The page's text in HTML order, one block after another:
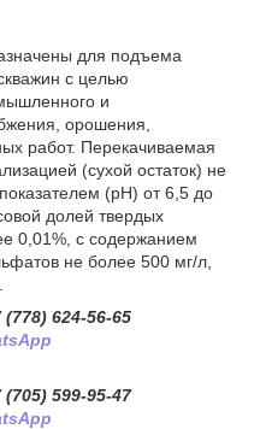
для подъема
с целью
и
орошения,
работ. Перекачиваемая
(сухой остаток) не
(рН) от 6,5 до
долей твердых
0,01%, с содержанием
не более 500 мг/л,
624-56-65
599-95-47